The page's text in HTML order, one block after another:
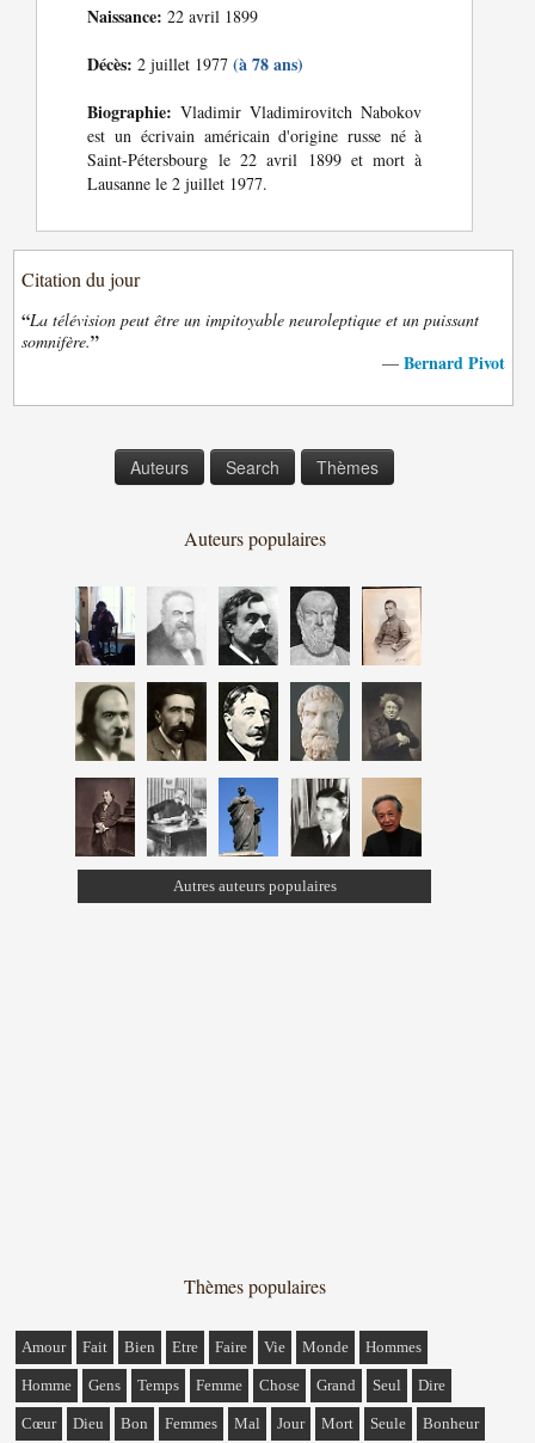
Naissance: 22 avril 1899
Décès: 2 juillet 1977(à 78 ans)
Biographie: Vladimir Vladimirovitch Nabokov
est un écrivain américain d'origine russe né à
Saint-Pétersbourg le 22 avril 1899 et mort à
Lausanne le 2 juillet 1977.
Citation du jour
“La télévision peut être un impitoyable neuroleptique et un puissant
somnifère.”
— Bernard Pivot
Auteurs Search Thèmes
Auteurs populaires
Autres auteurs populaires
Thèmes populaires
Amour Fait Bien Etre Faire Vie Monde Hommes
Homme Gens Temps Femme Chose Grand Seul Dire
Cœur Dieu Bon Femmes Mal Jour Mort Seule Bonheur